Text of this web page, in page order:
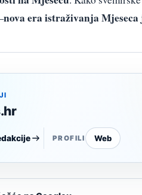
nova era istraživanja Mjeseca
PROFILI Web